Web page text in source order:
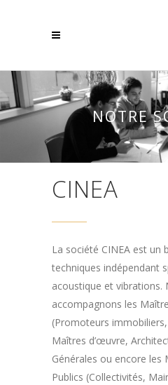
NOTRE
CINEA
La société CINEA est un
techniques indépendant
acoustique et vibrations.
accompagnons les
(Promoteurs
Maîtres d’œuvre,
Générales ou encore les
Publics (Collectivités,